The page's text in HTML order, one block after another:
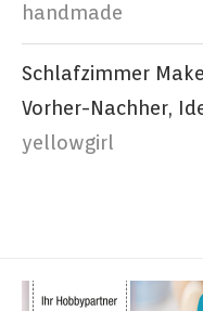
handmade
Schlafzimmer
Vorher-Nachher,
yellowgirl